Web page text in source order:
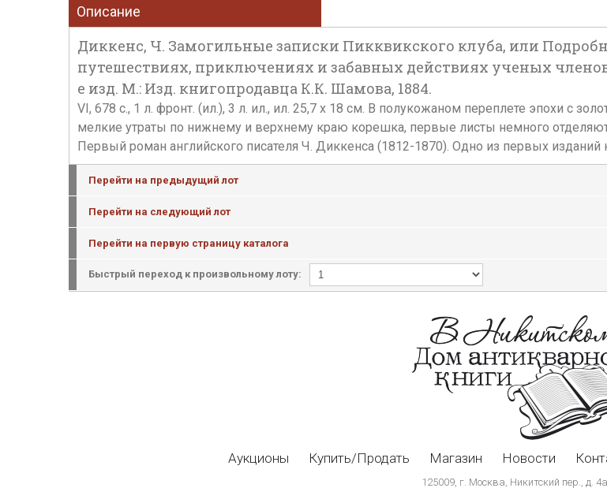
Описание
Диккенс, Ч. Замогильные записки Пикквикского клуба, или
путешествиях, приключениях и забавных действиях ученых
е изд. М.: Изд. книгопродавца К.К. Шамова, 1884.
VI, 678 c., 1 л. фронт. (ил.), 3 л. ил., ил. 25,7 х 18 см. В полукожаном переплете эпохи с
мелкие утраты по нижнему и верхнему краю корешка, первые листы немного
Первый роман английского писателя Ч. Диккенса (1812-1870). Одно из первых изданий
Перейти на предыдущий лот
Перейти на следующий лот
Перейти на первую страницу каталога
Быстрый переход к произвольному лоту:
Аукционы Купить/Продать Магазин Новости
125009, г. Москва, Никитский пер., д.